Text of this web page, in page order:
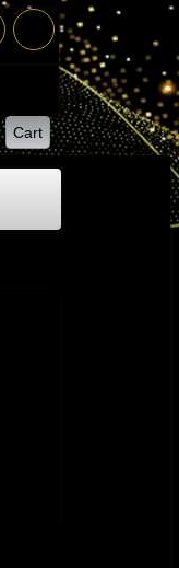
Cart